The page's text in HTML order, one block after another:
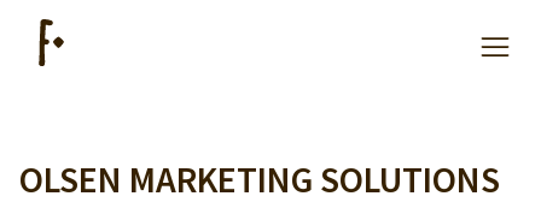
Artikler
OLSEN MARKETING SOLUTIONS